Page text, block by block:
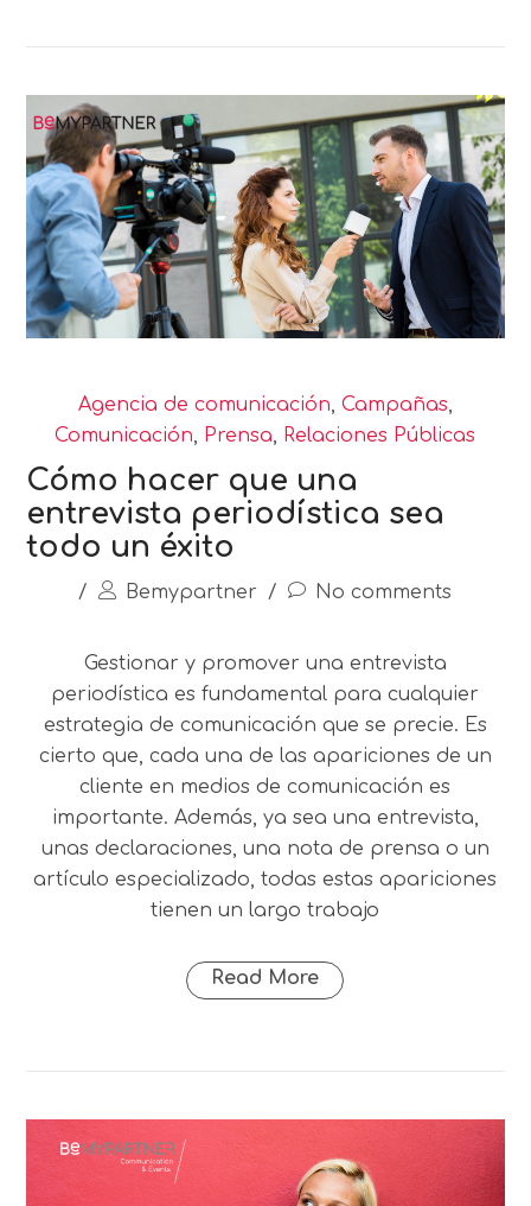
Agencia de comunicación, Campañas,
Comunicación, Prensa, Relaciones Públicas
Cómo hacer que una
entrevista periodística sea
todo un éxito
/ Bemypartner / No comments
Gestionar y promover una entrevista
periodística es fundamental para cualquier
estrategia de comunicación que se precie. Es
cierto que, cada una de las apariciones de un
cliente en medios de comunicación es
importante. Además, ya sea una entrevista,
unas declaraciones, una nota de prensa o un
artículo especializado, todas estas apariciones
tienen un largo trabajo
Read More